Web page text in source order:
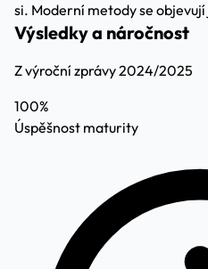
si. Moderní metody se
Výsledky a náročnost
Z výroční zprávy 2024/2025
100%
Úspěšnost maturity